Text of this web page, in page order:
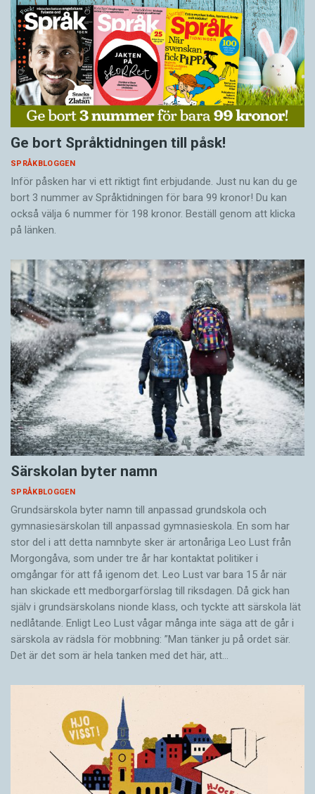
Ge bort Språktidningen till påsk!
SPRÅKBLOGGEN
Inför påsken har vi ett riktigt fint erbjudande. Just nu kan du ge
bort 3 nummer av Språktidningen för bara 99 kronor! Du kan
också välja 6 nummer för 198 kronor. Beställ genom att klicka
på länken.
Särskolan byter namn
SPRÅKBLOGGEN
Grundsärskola byter namn till anpassad grundskola och
gymnasiesärskolan till anpassad gymnasieskola. En som har
stor del i att detta namnbyte sker är artonåriga Leo Lust från
Morgongåva, som under tre år har kontaktat politiker i
omgångar för att få igenom det. Leo Lust var bara 15 år när
han skickade ett medborgarförslag till riksdagen. Då gick han
själv i grundsärskolans nionde klass, och tyckte att särskola lät
nedlåtande. Enligt Leo Lust vågar många inte säga att de går i
särskola av rädsla för mobbning: ”Man tänker ju på ordet sär.
Det är det som är hela tanken med det här, att…